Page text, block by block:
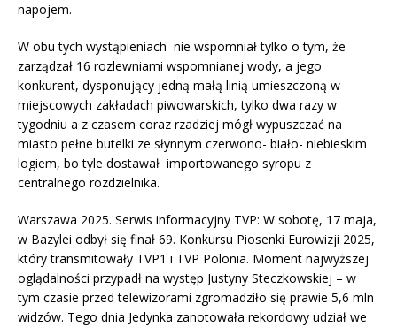
napojem.
W obu tych wystąpieniach nie wspomniał tylko o tym, że
zarządzał 16 rozlewniami wspomnianej wody, a jego
konkurent, dysponujący jedną małą linią umieszczoną w
miejscowych zakładach piwowarskich, tylko dwa razy w
tygodniu a z czasem coraz rzadziej mógł wypuszczać na
miasto pełne butelki ze słynnym czerwono- biało- niebieskim
logiem, bo tyle dostawał importowanego syropu z
centralnego rozdzielnika.
Warszawa 2025. Serwis informacyjny TVP: W sobotę, 17 maja,
w Bazylei odbył się finał 69. Konkursu Piosenki Eurowizji 2025,
który transmitowały TVP1 i TVP Polonia. Moment najwyższej
oglądalności przypadł na występ Justyny Steczkowskiej – w
tym czasie przed telewizorami zgromadziło się prawie 5,6 mln
widzów. Tego dnia Jedynka zanotowała rekordowy udział we